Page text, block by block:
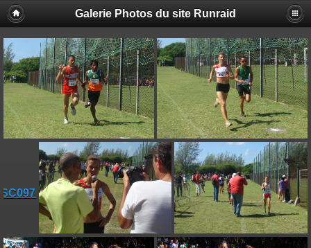
Galerie Photos du site Runraid